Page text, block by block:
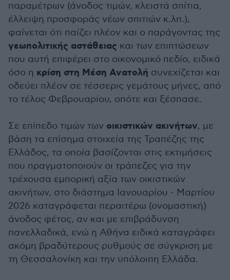
παραμέτρων (άνοδος τιμών, κλειστά σπίτια,
έλλειψη προσφοράς νέων σπιτιών κ.λπ.),
φαίνεται ότι παίζει πλέον και ο παράγοντας της
γεωπολιτικής αστάθειας και των επιπτώσεων
που αυτή επιφέρει στο οικονομικό πεδίο, ειδικά
όσο η κρίση στη Μέση Ανατολή συνεχίζεται και
οδεύει πλέον σε τέσσερις γεμάτους μήνες, από
το τέλος Φεβρουαρίου, οπότε και ξέσπασε.
Σε επίπεδο τιμών των οικιστικών ακινήτων, με
βάση τα επίσημα στοιχεία της Τραπέζης της
Ελλάδος, τα οποία βασίζονται στις εκτιμήσεις
που πραγματοποιούν οι τράπεζες για την
τρέχουσα εμπορική αξία των οικιστικών
ακινήτων, στο διάστημα Ιανουαρίου - Μαρτίου
2026 καταγράφεται περαιτέρω (ονομαστική)
άνοδος φέτος, αν και με επιβράδυνση
πανελλαδικά, ενώ η Αθήνα ειδικά καταγράφει
ακόμη βραδύτερους ρυθμούς σε σύγκριση με
τη Θεσσαλονίκη και την υπόλοιπη Ελλάδα.